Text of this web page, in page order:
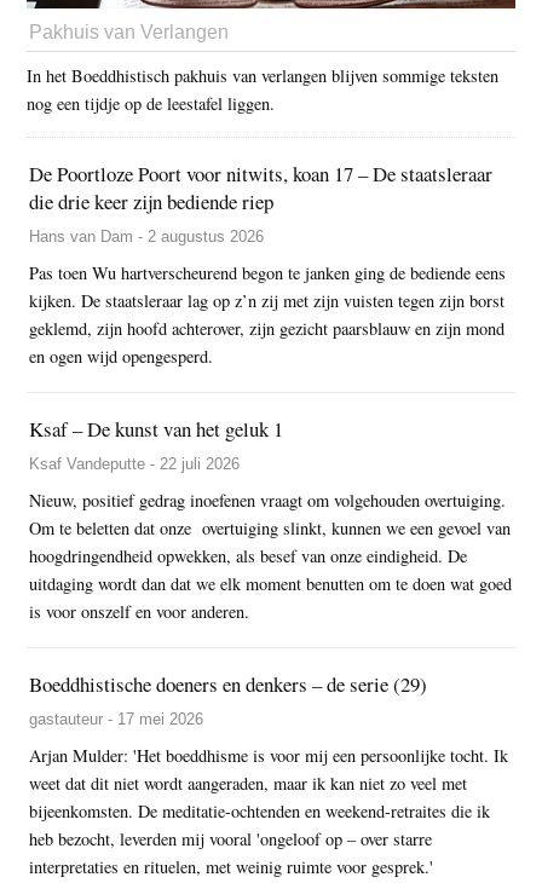
Pakhuis van Verlangen
In het Boeddhistisch pakhuis van verlangen blijven sommige teksten
nog een tijdje op de leestafel liggen.
De Poortloze Poort voor nitwits, koan 17 – De staatsleraar
die drie keer zijn bediende riep
Hans van Dam - 2 augustus 2026
Pas toen Wu hartverscheurend begon te janken ging de bediende eens
kijken. De staatsleraar lag op z’n zij met zijn vuisten tegen zijn borst
geklemd, zijn hoofd achterover, zijn gezicht paarsblauw en zijn mond
en ogen wijd opengesperd.
Ksaf – De kunst van het geluk 1
Ksaf Vandeputte - 22 juli 2026
Nieuw, positief gedrag inoefenen vraagt om volgehouden overtuiging.
Om te beletten dat onze overtuiging slinkt, kunnen we een gevoel van
hoogdringendheid opwekken, als besef van onze eindigheid. De
uitdaging wordt dan dat we elk moment benutten om te doen wat goed
is voor onszelf en voor anderen.
Boeddhistische doeners en denkers – de serie (29)
gastauteur - 17 mei 2026
Arjan Mulder: 'Het boeddhisme is voor mij een persoonlijke tocht. Ik
weet dat dit niet wordt aangeraden, maar ik kan niet zo veel met
bijeenkomsten. De meditatie-ochtenden en weekend-retraites die ik
heb bezocht, leverden mij vooral 'ongeloof op – over starre
interpretaties en rituelen, met weinig ruimte voor gesprek.'